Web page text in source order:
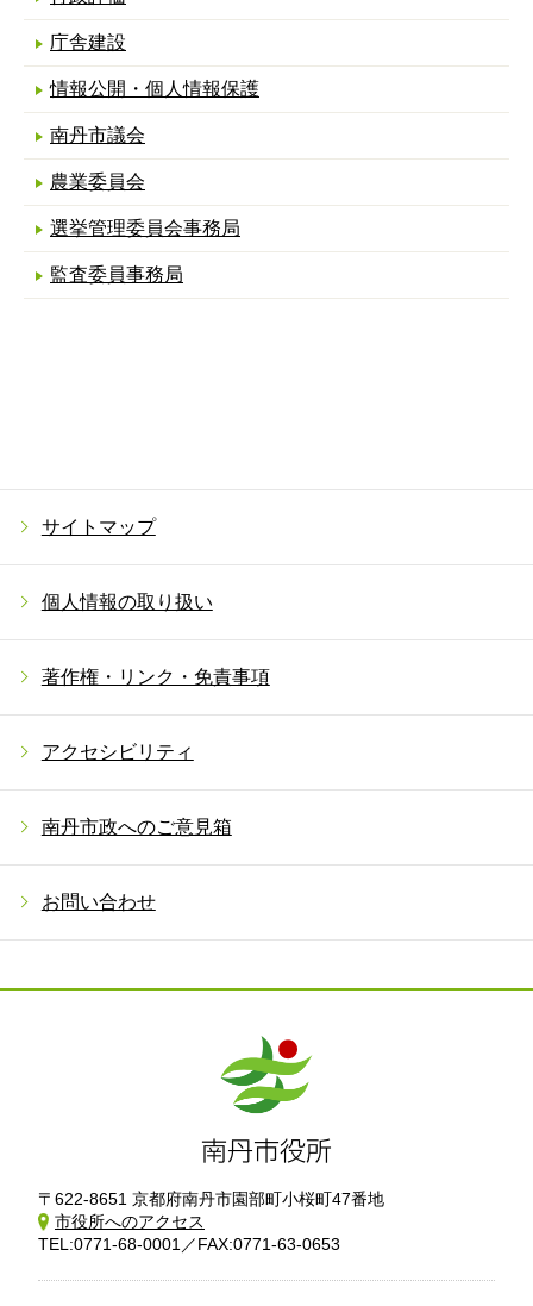
庁舎建設
情報公開・個人情報保護
南丹市議会
農業委員会
選挙管理委員会事務局
監査委員事務局
サイトマップ
個人情報の取り扱い
著作権・リンク・免責事項
アクセシビリティ
南丹市政へのご意見箱
お問い合わせ
〒622-8651 京都府南丹市園部町小桜町47番地
市役所へのアクセス
TEL:0771-68-0001／FAX:0771-63-0653